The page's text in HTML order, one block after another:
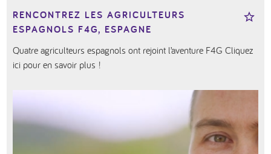
RENCONTREZ LES AGRICULTEURS
ESPAGNOLS F4G, ESPAGNE
Quatre agriculteurs espagnols ont rejoint l’aventure F4G Cliquez
ici pour en savoir plus !